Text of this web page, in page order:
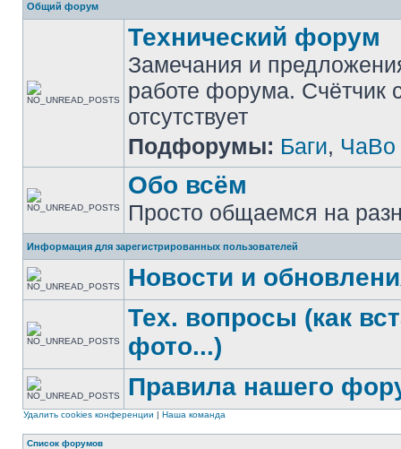
Общий форум
Технический форум
Замечания и
работе форума. Счётчик
отсутствует
Подфорумы: Баги, ЧаВо
Обо всём
Просто общаемся на
Информация для зарегистрированных пользователей
Новости и
Тех. вопросы (как
фото...)
Правила нашего
Удалить cookies конференции | Наша команда
Список форумов